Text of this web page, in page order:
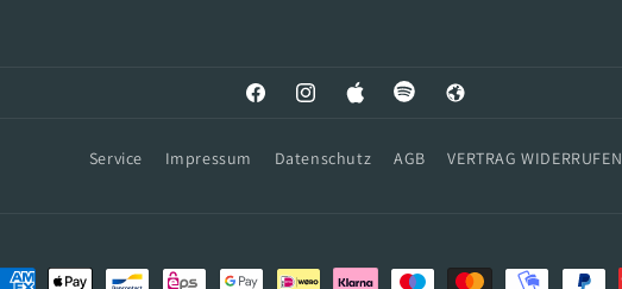
FacebookInstagramApple Spotify Web
Service Impressum Datenschutz AGB VERTRAG WIDERRUFEN
Zahlungsmethoden